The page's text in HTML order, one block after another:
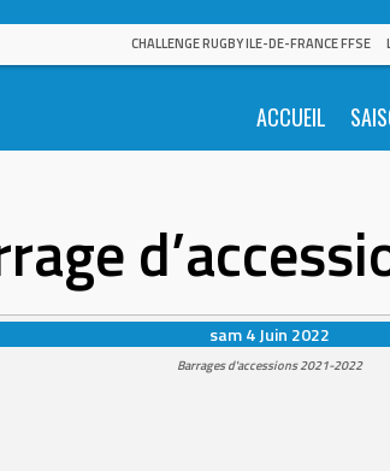
CHALLENGE RUGBY ILE-DE-FRANCE FFSE
ACCUEIL
sam 4 Juin 2022
Barrages d'accessions 2021-2022